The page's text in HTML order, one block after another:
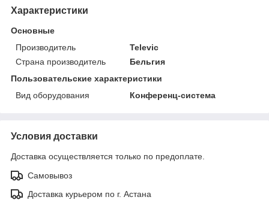
Характеристики
Основные
Производитель
Televic
Страна производитель
Бельгия
Пользовательские характеристики
Вид оборудования
Конференц-система
Условия доставки
Доставка осуществляется только по предоплате.
Самовывоз
Доставка курьером по г. Астана